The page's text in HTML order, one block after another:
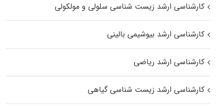
کارشناسی ارشد زیست شناسی سلولی و مولکولی
کارشناسی ارشد بیوشیمی بالینی
کارشناسی ارشد ریاضی
کارشناسی ارشد زیست‌ شناسی گیاهی